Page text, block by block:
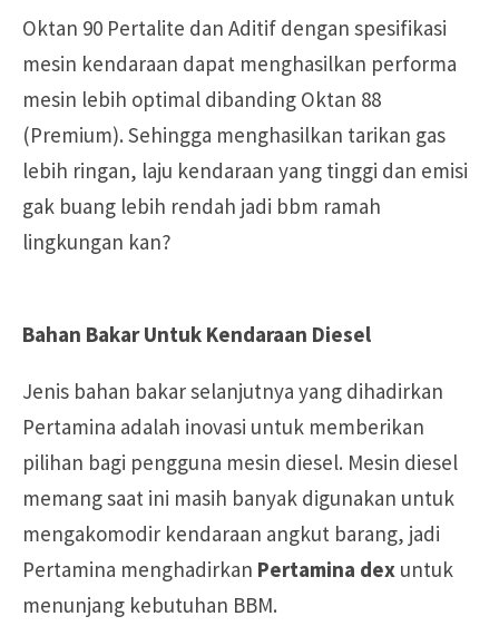
Oktan 90 Pertalite dan Aditif dengan spesifikasi
mesin kendaraan dapat menghasilkan performa
mesin lebih optimal dibanding Oktan 88
(Premium). Sehingga menghasilkan tarikan gas
lebih ringan, laju kendaraan yang tinggi dan emisi
gak buang lebih rendah jadi bbm ramah
lingkungan kan?
Bahan Bakar Untuk Kendaraan Diesel
Jenis bahan bakar selanjutnya yang dihadirkan
Pertamina adalah inovasi untuk memberikan
pilihan bagi pengguna mesin diesel. Mesin diesel
memang saat ini masih banyak digunakan untuk
mengakomodir kendaraan angkut barang, jadi
Pertamina menghadirkan Pertamina dex untuk
menunjang kebutuhan BBM.